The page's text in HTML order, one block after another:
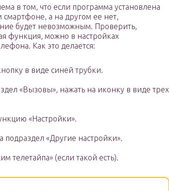
в том, что если программа установлена
смартфоне, а на другом ее нет,
будет невозможным. Проверить,
функция, можно в настройках
Как это делается:
в виде синей трубки.
«Вызовы», нажать на иконку в виде трех
«Настройки».
подраздел «Другие настройки».
телетайпа» (если такой есть).